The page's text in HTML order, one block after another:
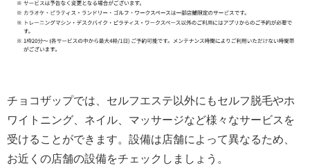
チョコザップでは、セルフエステ以外にもセルフ脱毛やホ
ワイトニング、ネイル、マッサージなど様々なサービスを
受けることができます。設備は店舗によって異なるため、
お近くの店舗の設備をチェックしましょう。